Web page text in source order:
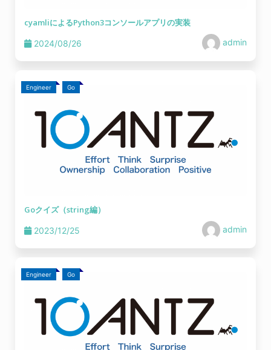
cyamliによるPython3コンソールアプリの実装
2024/08/26 admin
Engineer Go
Goクイズ（string編）
2023/12/25 admin
Engineer Go